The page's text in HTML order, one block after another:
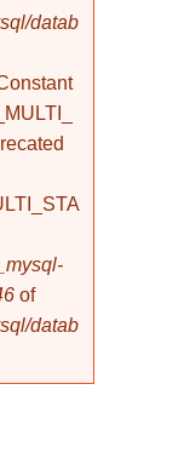
datab
of
datab